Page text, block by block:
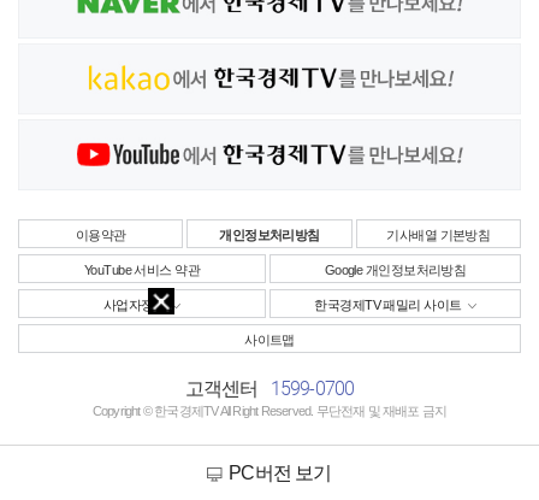
이용약관 개인정보처리방침 기사배열 기본방침
YouTube 서비스 약관 Google 개인정보처리방침
사업자정보 한국경제TV 패밀리 사이트
사이트맵
고객센터 1599-0700
Copyright © 한국경제TV All Right Reserved. 무단전재 및 재배포 금지
PC버전 보기